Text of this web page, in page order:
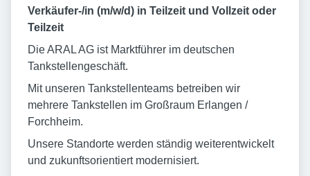
Verkäufer-/in (m/w/d) in Teilzeit und Vollzeit oder
Teilzeit
Die ARAL AG ist Marktführer im deutschen
Tankstellengeschäft.
Mit unseren Tankstellenteams betreiben wir
mehrere Tankstellen im Großraum Erlangen /
Forchheim.
Unsere Standorte werden ständig weiterentwickelt
und zukunftsorientiert modernisiert.